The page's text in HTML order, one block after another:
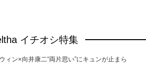
イチオシ特集
ィン×向井康二“両片思い”にキュンが止まら